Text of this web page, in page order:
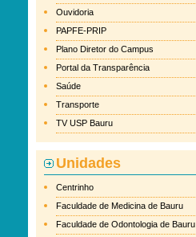
Ouvidoria
PAPFE-PRIP
Plano Diretor do Campus
Portal da Transparência
Saúde
Transporte
TV USP Bauru
Unidades
Centrinho
Faculdade de Medicina de Bauru
Faculdade de Odontologia de Bauru